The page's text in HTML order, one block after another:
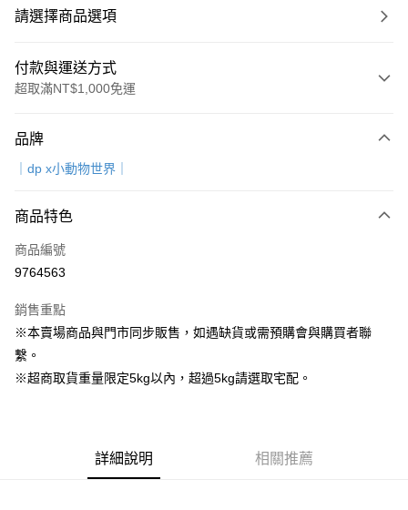
請選擇商品選項
付款與運送方式
超取滿NT$1,000免運
信用卡一次付款
LINE Pay
Apple Pay
Google Pay
運送方式
每筆NT$80，滿NT$1,000(含以上)免運費
品牌
｜dp x小動物世界｜
商品特色
商品編號
9764563
銷售重點
※本賣場商品與門市同步販售，如遇缺貨或需預購會與購買者聯
繫。
※超商取貨重量限定5kg以內，超過5kg請選取宅配。
詳細說明 相關推薦